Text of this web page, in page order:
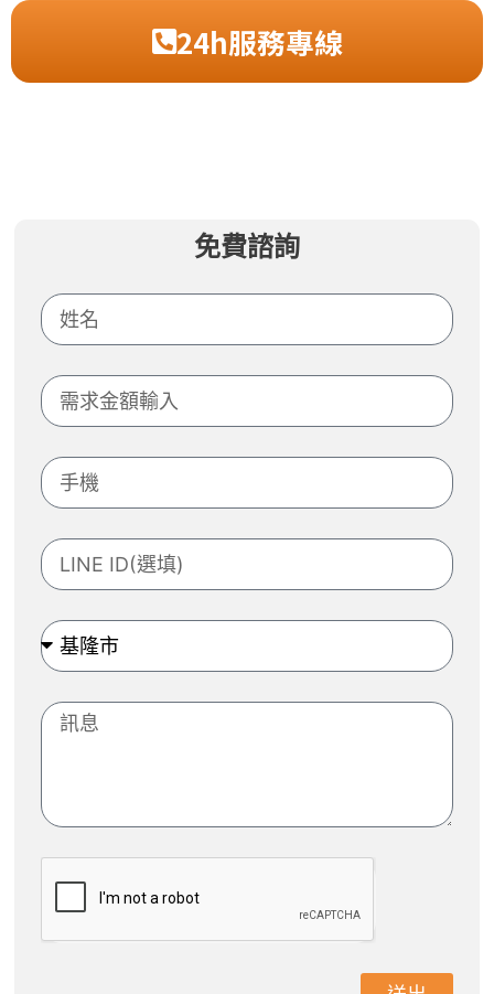
24h服務專線
免費諮詢